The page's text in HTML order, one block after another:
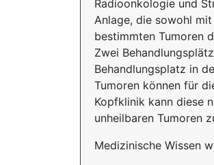
Radioonkologie und
Anlage, die sowohl
bestimmten Tumoren
Zwei
Behandlungsplatz in
Tumoren können für
Kopfklinik kann diese
unheilbaren Tumoren
Medizinische Wissen